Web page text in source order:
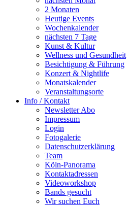
2 Monaten
Heutige Events
Wochenkalender
nächsten 7 Tage
Kunst & Kultur
Wellness und Gesundheit
Besichtigung & Führung
Konzert & Nightlife
Monatskalender
Veranstaltungsorte
Info / Kontakt
Newsletter Abo
Impressum
Login
Fotogalerie
Datenschutzerklärung
Team
Köln-Panorama
Kontaktadressen
Videoworkshop
Bands gesucht
Wir suchen Euch